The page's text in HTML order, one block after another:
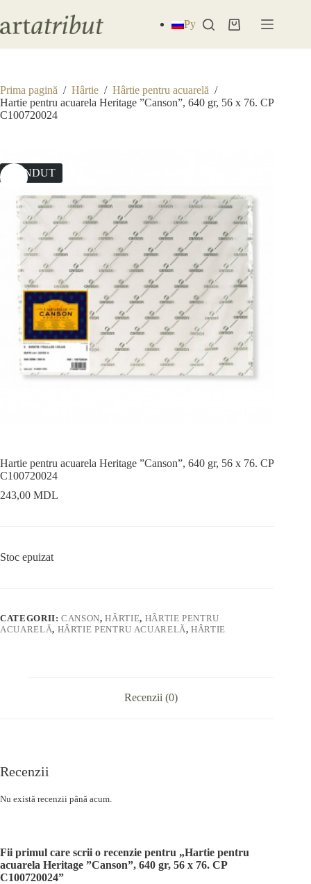
conținut
Ру
Coș
Prima pagină / Hârtie / Hârtie pentru acuarelă /
Hartie pentru acuarela Heritage ”Canson”, 640 gr, 56 x 76. CP
C100720024
VÂNDUT
Hartie pentru acuarela Heritage ”Canson”, 640 gr, 56 x 76. CP
C100720024
243,00 MDL
Stoc epuizat
CATEGORII:CANSON,HÂRTIE, HÂRTIE PENTRU
ACUARELĂ, HÂRTIE PENTRU ACUARELĂ,HÂRTIE
Recenzii (0)
Recenzii
Nu există recenzii până acum.
Fii primul care scrii o recenzie pentru „Hartie pentru
acuarela Heritage ”Canson”, 640 gr, 56 x 76. CP
C100720024”